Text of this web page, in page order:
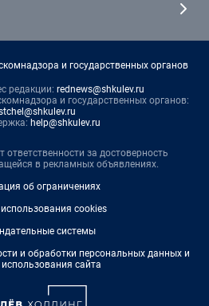
и государственных органов
редакции: rednews@shkulev.ru
и государственных органов:
help@shkulev.ru
ответственности за достоверность
в рекламных объявлениях.
об ограничениях
cookies
системы
и обработки персональных данных и
сайта